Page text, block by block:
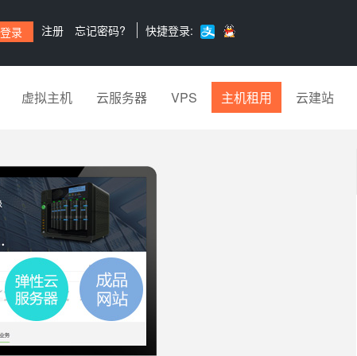
注册 忘记密码? 快捷登录:
虚拟主机 云服务器 VPS 主机租用 云建站